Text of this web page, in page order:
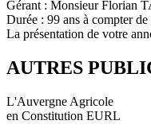
Gérant : Monsieur Florian
Durée : 99 ans à compter
La présentation de votre
AUTRES
L'Auvergne Agricole
en Constitution EURL